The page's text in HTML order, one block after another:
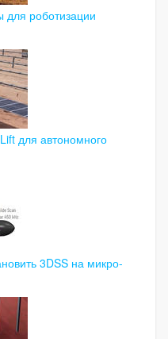
для роботизации
для автономного
3DSS на микро-